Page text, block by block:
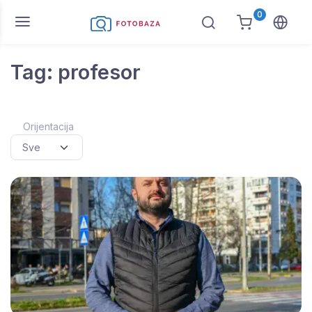
0
Tag: profesor
Orijentacija